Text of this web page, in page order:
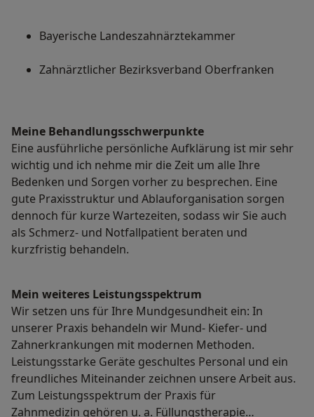
Bayerische Landeszahnärztekammer
Zahnärztlicher Bezirksverband Oberfranken
Meine Behandlungs­schwerpunkte
Eine ausführliche persönliche Aufklärung ist mir sehr
wichtig und ich nehme mir die Zeit um alle Ihre
Bedenken und Sorgen vorher zu besprechen. Eine
gute Praxisstruktur und Ablauforganisation sorgen
dennoch für kurze Wartezeiten, sodass wir Sie auch
als Schmerz- und Notfallpatient beraten und
kurzfristig behandeln.
Mein weiteres Leistungs­spektrum
Wir setzen uns für Ihre Mundgesundheit ein: In
unserer Praxis behandeln wir Mund- Kiefer- und
Zahnerkrankungen mit modernen Methoden.
Leistungsstarke Geräte geschultes Personal und ein
freundliches Miteinander zeichnen unsere Arbeit aus.
Zum Leistungsspektrum der Praxis für
Zahnmedizin gehören u. a. Füllungstherapie